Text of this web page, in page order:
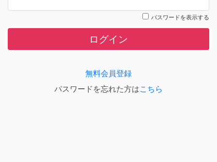
パスワードを表示する
ログイン
無料会員登録
パスワードを忘れた方はこちら